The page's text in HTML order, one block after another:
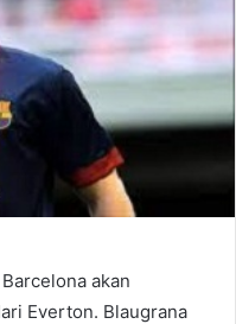
akan
Everton. Blaugrana